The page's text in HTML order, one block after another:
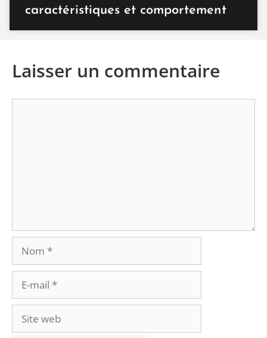
caractéristiques et comportement
Laisser un commentaire